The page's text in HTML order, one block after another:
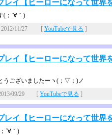
レイ【ヒーローになって世界
(；´∀｀)
2012/11/27 [ YouTubeで見る ]
レイ【ヒーローになって世
うございましたーヽ(；▽；)ノ
09/29 [ YouTubeで見る ]
レイ【ヒーローになって世界
´∀｀)